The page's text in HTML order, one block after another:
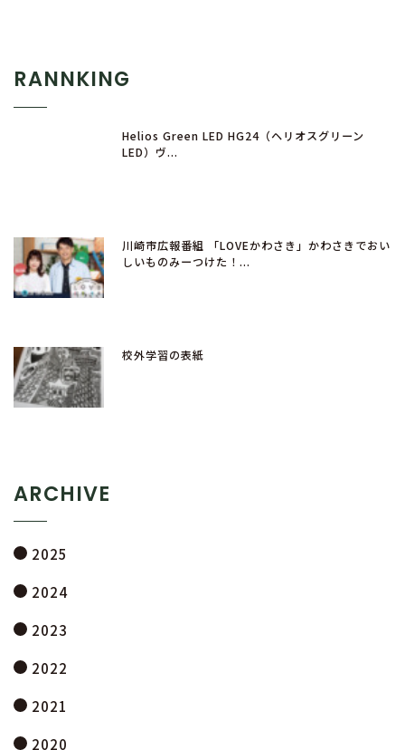
RANNKING
Helios Green LED HG24（ヘリオスグリーン
LED）ヴ...
川崎市広報番組 「LOVEかわさき」かわさきでおい
しいものみーつけた！...
校外学習の表紙
ARCHIVE
2025
2024
2023
2022
2021
2020